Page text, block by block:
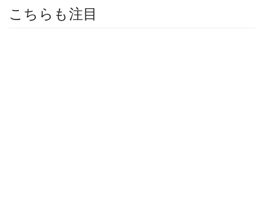
こちらも注目